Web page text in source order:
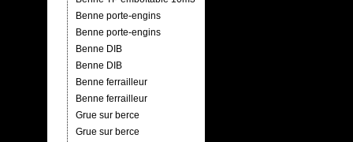
Benne porte-engins
Benne porte-engins
Benne DIB
Benne DIB
Benne ferrailleur
Benne ferrailleur
Grue sur berce
Grue sur berce